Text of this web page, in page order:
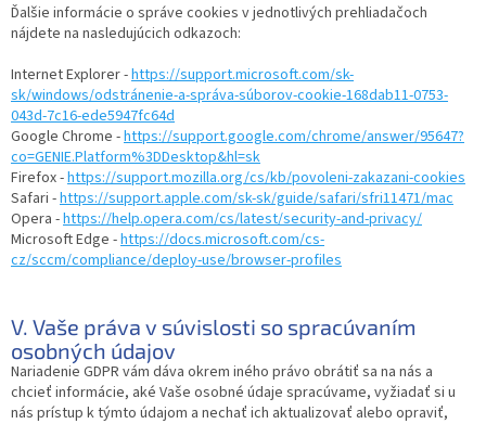
Ďalšie informácie o správe cookies v jednotlivých prehliadačoch
nájdete na nasledujúcich odkazoch:
Internet Explorer -https://support.microsoft.com/sk-
sk/windows/odstránenie-a-správa-súborov-cookie-168dab11-0753-
043d-7c16-ede5947fc64d
Google Chrome -https://support.google.com/chrome/answer/95647?
co=GENIE.Platform%3DDesktop&hl=sk
Firefox -https://support.mozilla.org/cs/kb/povoleni-zakazani-cookies
Safari -https://support.apple.com/sk-sk/guide/safari/sfri11471/mac
Opera -https://help.opera.com/cs/latest/security-and-privacy/
Microsoft Edge -https://docs.microsoft.com/cs-
cz/sccm/compliance/deploy-use/browser-profiles
V. Vaše práva v súvislosti so spracúvaním
osobných údajov
Nariadenie GDPR vám dáva okrem iného právo obrátiť sa na nás a
chcieť informácie, aké Vaše osobné údaje spracúvame, vyžiadať si u
nás prístup k týmto údajom a nechať ich aktualizovať alebo opraviť,